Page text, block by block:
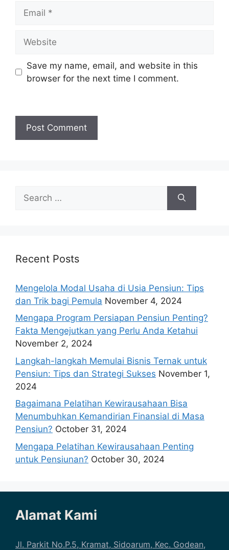
Save my name, email, and website in this
browser for the next time I comment.
for:
Recent Posts
Mengelola Modal Usaha di Usia Pensiun: Tips
dan Trik bagi Pemula November 4, 2024
Mengapa Program Persiapan Pensiun Penting?
Fakta Mengejutkan yang Perlu Anda Ketahui
November 2, 2024
Langkah-langkah Memulai Bisnis Ternak untuk
Pensiun: Tips dan Strategi Sukses November 1,
2024
Bagaimana Pelatihan Kewirausahaan Bisa
Menumbuhkan Kemandirian Finansial di Masa
Pensiun? October 31, 2024
Mengapa Pelatihan Kewirausahaan Penting
untuk Pensiunan? October 30, 2024
Alamat Kami
Jl. Parkit No.P.5, Kramat, Sidoarum, Kec. Godean,